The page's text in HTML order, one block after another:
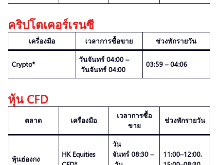
คริปโตเคอร์เรนซี
เครื่องมือ เวลาการซื้อขาย ช่วงพักรายวัน
Crypto*
วันจันทร์ 04:00 –
วันจันทร์ 04:00
03:59 – 04:06
หุ้น CFD
ตลาด เครื่องมือ
เวลาการซื้อ
ขาย
ช่วงพักรายวัน
หุ้นฮ่องกง
HK Equities
วัน
จันทร์ 08:30 –
11:00–12:00,